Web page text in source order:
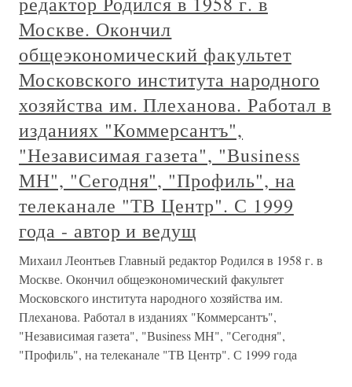
Москве. Окончил
общеэкономический факультет
Московского института народного
хозяйства им. Плеханова. Работал в
изданиях "Коммерсантъ",
"Независимая газета", "Вusinеss
МН", "Сегодня", "Профиль", на
телеканале "ТВ Центр". С 1999
года - автор и ведущ
Михаил Леонтьев Главный редактор Родился в 1958 г. в
Москве. Окончил общеэкономический факультет
Московского института народного хозяйства им.
Плеханова. Работал в изданиях "Коммерсантъ",
"Независимая газета", "Вusinеss МН", "Сегодня",
"Профиль", на телеканале "ТВ Центр". С 1999 года